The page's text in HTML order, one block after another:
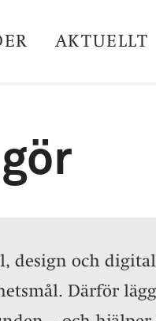
AKTUELLT
design och
Därför